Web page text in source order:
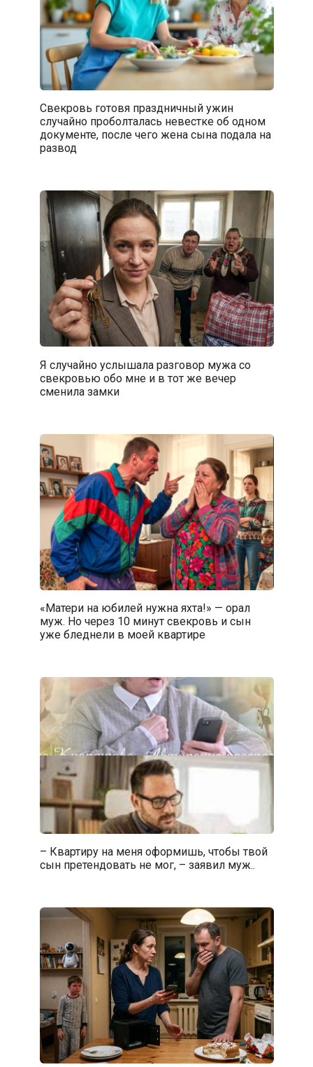
Свекровь готовя праздничный ужин
случайно проболталась невестке об одном
документе, после чего жена сына подала на
развод
Я случайно услышала разговор мужа со
свекровью обо мне и в тот же вечер
сменила замки
«Матери на юбилей нужна яхта!» — орал
муж. Но через 10 минут свекровь и сын
уже бледнели в моей квартире
– Квартиру на меня оформишь, чтобы твой
сын претендовать не мог, – заявил муж..